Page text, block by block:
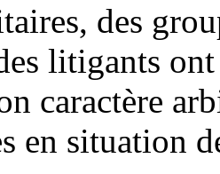
des
litigants
caractère
en situation